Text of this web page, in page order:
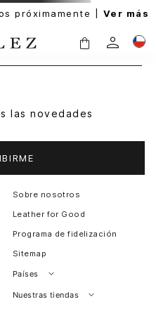
próximamente | Ver más
las novedades
Sobre nosotros
Leather for Good
Programa de fidelización
Sitemap
Países
Perú
Nuestras tiendas